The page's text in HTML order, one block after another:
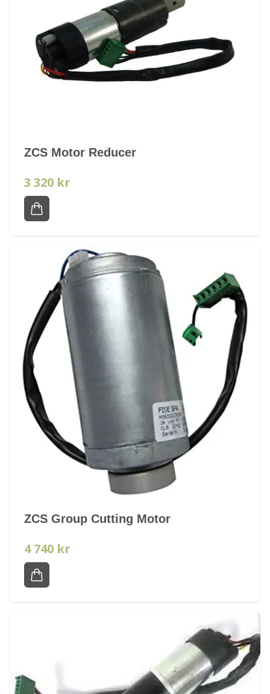
ZCS Motor Reducer
3 320 kr
ZCS Group Cutting Motor
4 740 kr